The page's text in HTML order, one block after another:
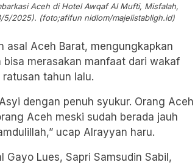
Aceh di Hotel Awqaf Al Mufti, Misfalah,
5/2025). (foto;afifun nidlom/majelistabligh.id)
asal Aceh Barat, mengungkapkan
merasakan manfaat dari wakaf
tahun lalu.
dengan penuh syukur. Orang Aceh
Aceh meski sudah berada jauh
ucap Alrayyan haru.
Gayo Lues, Sapri Samsudin Sabil,